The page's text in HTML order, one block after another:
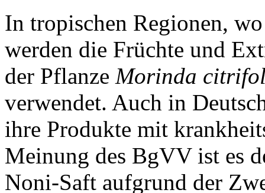
In tropischen Regionen,
werden die Früchte und
der Pflanze Morinda
verwendet. Auch in
ihre Produkte mit
Meinung des BgVV ist es
Noni-Saft aufgrund der